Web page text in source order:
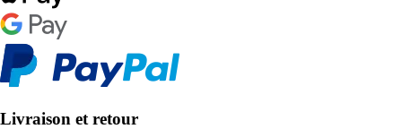
Livraison et retour